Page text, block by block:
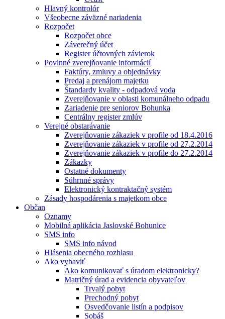
Hlavný kontrolór
Všeobecne záväzné nariadenia
Rozpočet
Rozpočet obce
Záverečný účet
Register účtovných závierok
Povinné zverejňovanie informácií
Faktúry, zmluvy a objednávky
Predaj a prenájom majetku
Štandardy kvality - odpadová voda
Zverejňovanie v oblasti komunálneho odpadu
Zariadenie pre seniorov Bohunka
Centrálny register zmlúv
Verejné obstarávanie
Zverejňovanie zákaziek v profile od 18.4.2016
Zverejňovanie zákaziek v profile od 27.2.2014
Zverejňovanie zákaziek v profile do 27.2.2014
Zákazky
Ostatné dokumenty
Súhrnné správy
Elektronický kontraktačný systém
Zásady hospodárenia s majetkom obce
Občan
Oznamy
Mobilná aplikácia Jaslovské Bohunice
SMS info
SMS info návod
Hlásenia obecného rozhlasu
Ako vybaviť
Ako komunikovať s úradom elektronicky?
Matričný úrad a evidencia obyvateľov
Trvalý pobyt
Prechodný pobyt
Osvedčovanie listín a podpisov
Sobáš